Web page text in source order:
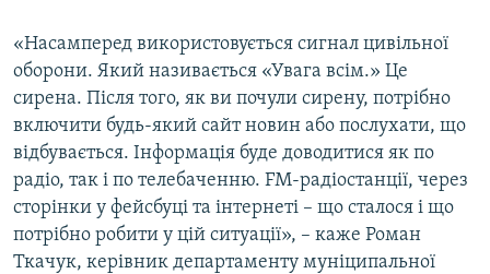
«Насамперед використовується сигнал цивільної
оборони. Який називається «Увага всім.» Це
сирена. Після того, як ви почули сирену, потрібно
включити будь-який сайт новин або послухати, що
відбувається. Інформація буде доводитися як по
радіо, так і по телебаченню. FM-радіостанції, через
сторінки у фейсбуці та інтернеті – що сталося і що
потрібно робити у цій ситуації», – каже Роман
Ткачук, керівник департаменту муніципальної